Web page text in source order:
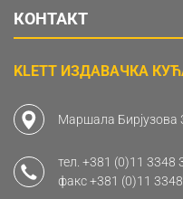
КОНТАКТ
KLETT ИЗДАВАЧКА
Маршала Бирјузова
тел. +381 (0)11 3348
факс+381 (0)11